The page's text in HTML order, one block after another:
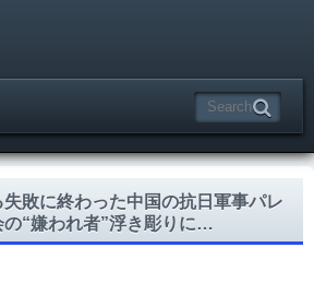
失敗に終わった中国の抗日軍事パレ
“嫌われ者”浮き彫りに…